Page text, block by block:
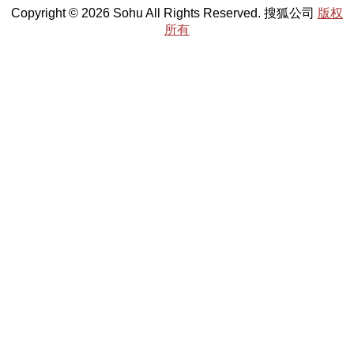
Copyright © 2026 Sohu All Rights Reserved. 搜狐公司 版权
所有